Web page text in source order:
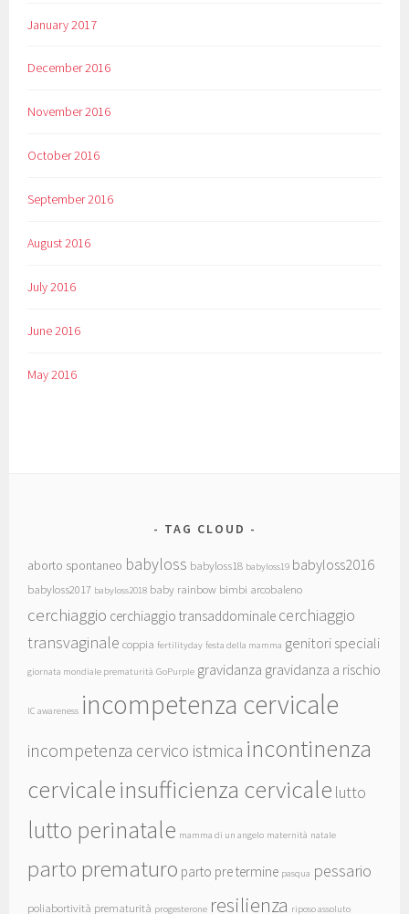
January 2017
December 2016
November 2016
October 2016
September 2016
August 2016
July 2016
June 2016
May 2016
TAG CLOUD
aborto spontaneo babyloss babyloss18 babyloss19 babyloss2016
babyloss2017 babyloss2018 baby rainbow bimbi arcobaleno
cerchiaggio cerchiaggio transaddominale cerchiaggio
transvaginale coppia fertilityday festa della mamma genitori speciali
giornata mondiale prematurità GoPurple gravidanza gravidanza a rischio
IC awareness incompetenza cervicale
incompetenza cervico istmica incontinenza
cervicaleinsufficienza cervicale lutto
lutto perinatale mamma di un angelo maternità natale
parto prematuro parto pre termine pasqua pessario
poliabortività prematurità progesterone resilienza riposo assoluto